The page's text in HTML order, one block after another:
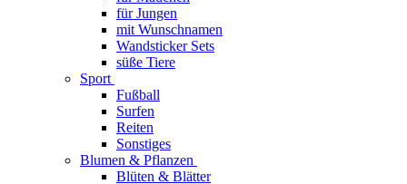
für Jungen
mit Wunschnamen
Wandsticker Sets
süße Tiere
Sport
Fußball
Surfen
Reiten
Sonstiges
Blumen & Pflanzen
Blüten & Blätter